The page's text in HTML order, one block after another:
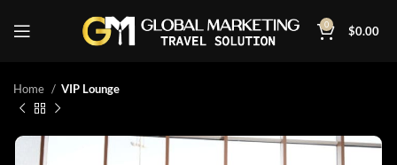
0 $0.00
Home VIP Lounge